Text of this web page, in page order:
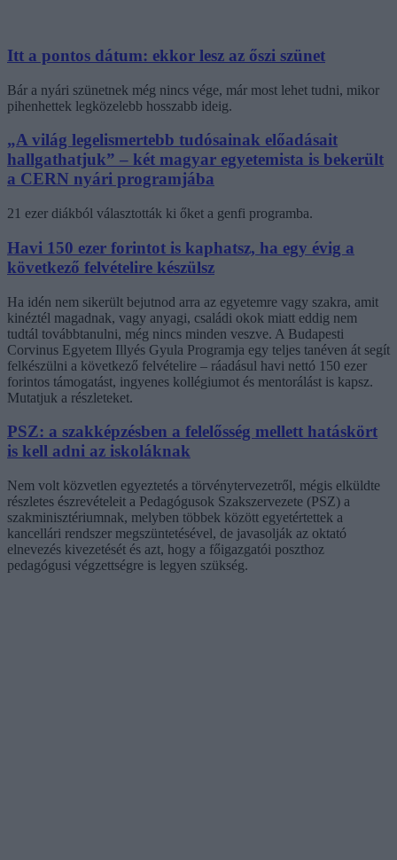
Itt a pontos dátum: ekkor lesz az őszi szünet
Bár a nyári szünetnek még nincs vége, már most lehet tudni, mikor
pihenhettek legközelebb hosszabb ideig.
„A világ legelismertebb tudósainak előadásait
hallgathatjuk” – két magyar egyetemista is bekerült
a CERN nyári programjába
21 ezer diákból választották ki őket a genfi programba.
Havi 150 ezer forintot is kaphatsz, ha egy évig a
következő felvételire készülsz
Ha idén nem sikerült bejutnod arra az egyetemre vagy szakra, amit
kinéztél magadnak, vagy anyagi, családi okok miatt eddig nem
tudtál továbbtanulni, még nincs minden veszve. A Budapesti
Corvinus Egyetem Illyés Gyula Programja egy teljes tanéven át segít
felkészülni a következő felvételire – ráadásul havi nettó 150 ezer
forintos támogatást, ingyenes kollégiumot és mentorálást is kapsz.
Mutatjuk a részleteket.
PSZ: a szakképzésben a felelősség mellett hatáskört
is kell adni az iskoláknak
Nem volt közvetlen egyeztetés a törvénytervezetről, mégis elküldte
részletes észrevételeit a Pedagógusok Szakszervezete (PSZ) a
szakminisztériumnak, melyben többek között egyetértettek a
kancellári rendszer megszüntetésével, de javasolják az oktató
elnevezés kivezetését és azt, hogy a főigazgatói poszthoz
pedagógusi végzettségre is legyen szükség.